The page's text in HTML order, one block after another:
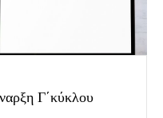
Γ΄κύκλου